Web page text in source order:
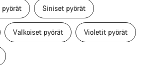
pyörät Siniset pyörät
Valkoiset pyörät Violetit pyörät